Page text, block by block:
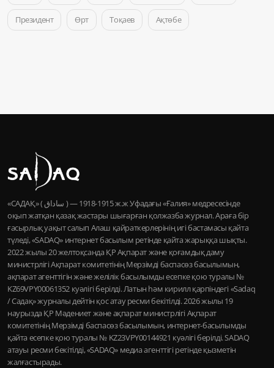
Президент Өрт Тоқаев Ақтөбе
«САДАҚ» ( ساداق ) — 1915-1918 ж.ж Уфадағы «Ғалия» медресесінде
оқып жатқан қазақ жастары шығарған қолжазба журнал. Араға бір
ғасырлық уақыт салып Алаш қайраткерлерінің игі бастамасы қайта
түледі, «SADAQ» интернет басылым ретінде қайта жарыққа шықты.
2022 жылы 20 желтоқсанда ҚР Ақпарат және қоғамдық даму
министрлігі Ақпарат комитетінің Мерзімді баспасөз басылымын,
ақпарат агенттігін және желілік басылымды есепке қою туралы №
KZ69VPY00061352 куәлігі берілді. Латын һәм кирилл қарпіндегі «Sadaq
/ Садақ» журналы дейтін қос атау ресми бекітілді. 2026 жылы 19
наурызда ҚР Мәдениет және ақпарат министрлігі Ақпарат
комитетінің Мерзімді баспасөз басылымын, интернет-басылымды
қайта есепке қою туралы № KZ23VPY00144921 куәлігі берілді. SADAQ
атауы ресми бекітілді, «SADAQ» медиа агенттігі ретінде қызметін
жалғастырады.